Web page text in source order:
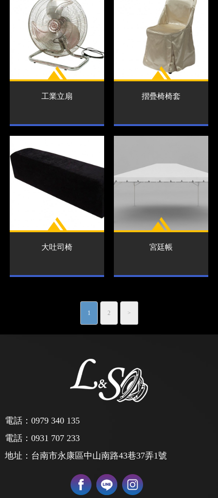
工業立扇 摺疊椅椅套
大吐司椅 宮廷帳
1 2 >
電話： 0979 340 135
電話： 0931 707 233
地址：台南市永康區中山南路43巷37弄1號